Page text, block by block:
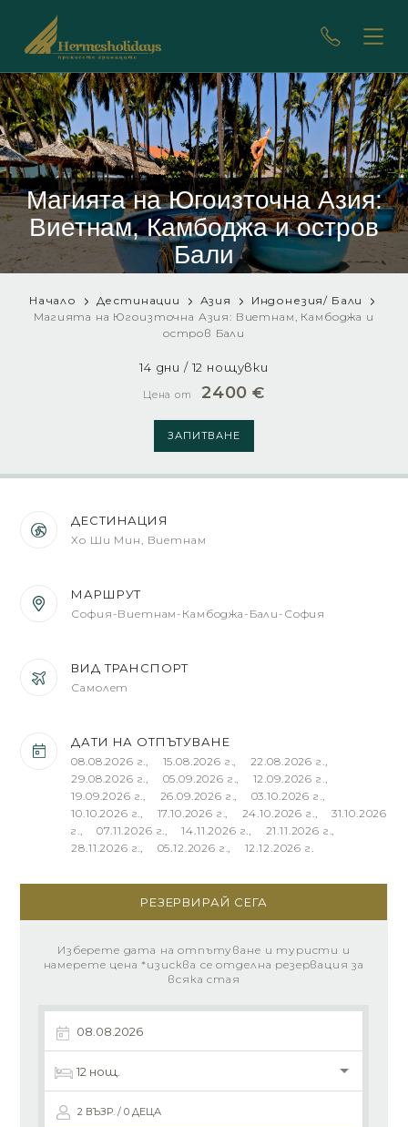
Магията на Югоизточна Азия:
Виетнам, Камбоджа и остров
Бали
Начало Дестинации Азия
Индонезия/ Бали
Магията на Югоизточна Азия: Виетнам, Камбоджа и
остров Бали
14 дни / 12 нощувки
Цена от 2400 €
ЗАПИТВАНЕ
ДЕСТИНАЦИЯ
Хо Ши Мин, Виетнам
МАРШРУТ
София-Виетнам-Камбоджа-Бали-София
ВИД ТРАНСПОРТ
Самолет
ДАТИ НА ОТПЪТУВАНЕ
08.08.2026 г., 15.08.2026 г., 22.08.2026 г.,
29.08.2026 г., 05.09.2026 г., 12.09.2026 г.,
19.09.2026 г., 26.09.2026 г., 03.10.2026 г.,
10.10.2026 г., 17.10.2026 г., 24.10.2026 г., 31.10.2026
г., 07.11.2026 г., 14.11.2026 г., 21.11.2026 г.,
28.11.2026 г., 05.12.2026 г., 12.12.2026 г.
РЕЗЕРВИРАЙ СЕГА
Изберете дата на отпътуване и туристи и
намерете цена *изисква се отделна резервация за
всяка стая
2 ВЪЗР. / 0 ДЕЦА